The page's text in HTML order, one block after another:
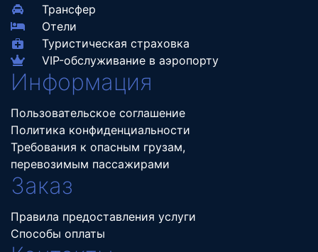
Трансфер
Отели
Туристическая страховка
VIP-обслуживание в аэропорту
Информация
Пользовательское соглашение
Политика конфиденциальности
Требования к опасным грузам,
перевозимым пассажирами
Заказ
Правила предоставления услуги
Способы оплаты